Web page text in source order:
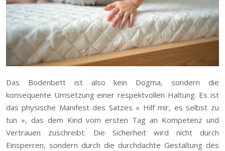
Das Bodenbett ist also kein Dogma, sondern die
konsequente Umsetzung einer respektvollen Haltung. Es ist
das physische Manifest des Satzes « Hilf mir, es selbst zu
tun », das dem Kind vom ersten Tag an Kompetenz und
Vertrauen zuschreibt. Die Sicherheit wird nicht durch
Einsperren, sondern durch die durchdachte Gestaltung des